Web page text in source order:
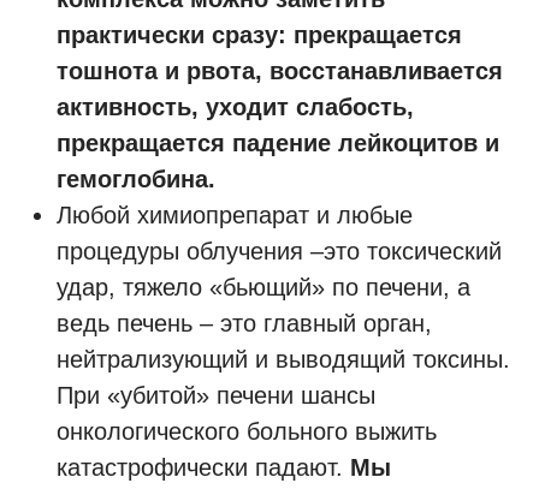
практически сразу: прекращается
тошнота и рвота, восстанавливается
активность, уходит слабость,
прекращается падение лейкоцитов и
гемоглобина.
Любой химиопрепарат и любые
процедуры облучения –это токсический
удар, тяжело «бьющий» по печени, а
ведь печень – это главный орган,
нейтрализующий и выводящий токсины.
При «убитой» печени шансы
онкологического больного выжить
катастрофически падают. Мы